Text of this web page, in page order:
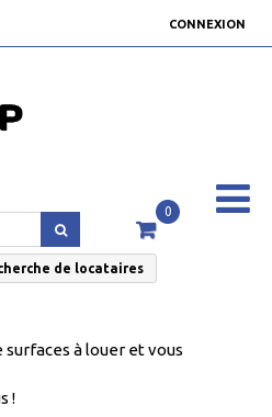
CONNEXION
0
de locataires
surfaces à louer et vous
!